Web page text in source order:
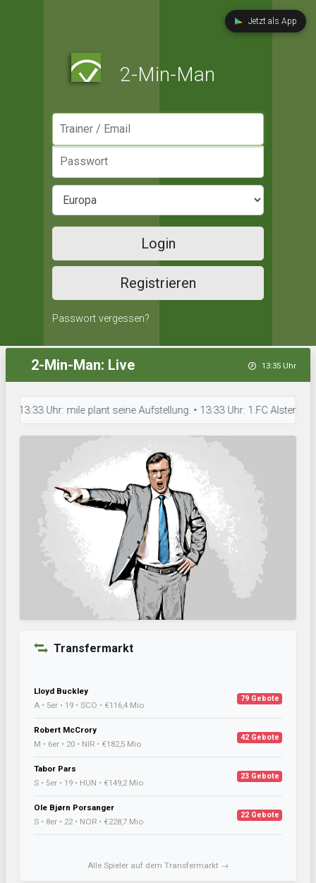
Jetzt als App
2-Min-Man
Login
Registrieren
Passwort vergessen?
2-Min-Man: Live 13:35 Uhr
Uhr: mile plant seine Aufstellung. • 13:33 Uhr: 1.FC Alstertreter
Transfermarkt
Lloyd Buckley
A • 5er • 19 • SCO • €116,4 Mio
79 Gebote
Robert McCrory
M • 6er • 20 • NIR • €182,5 Mio
42 Gebote
Tabor Pars
S • 5er • 19 • HUN • €149,2 Mio
23 Gebote
Ole Bjørn Porsanger
S • 8er • 22 • NOR • €228,7 Mio
22 Gebote
Alle Spieler auf dem Transfermarkt →